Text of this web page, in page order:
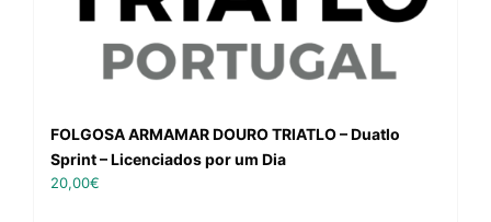
FOLGOSA ARMAMAR DOURO TRIATLO – Duatlo
Sprint – Licenciados por um Dia
20,00€